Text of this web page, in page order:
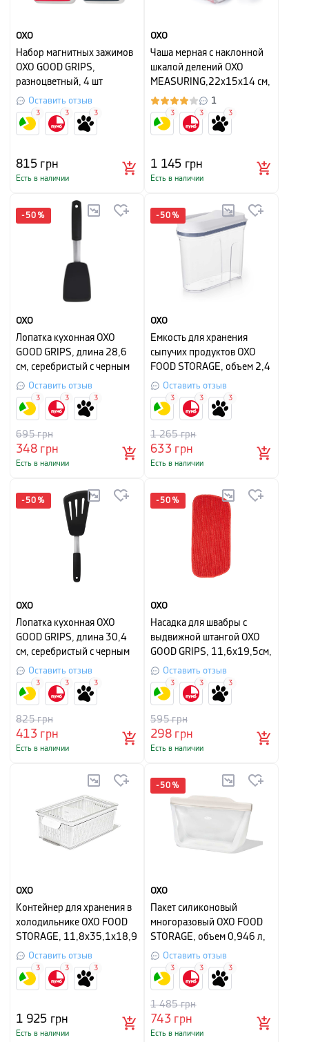
OXO
Набор магнитных зажимов
OXO GOOD GRIPS,
разноцветный, 4 шт
Оставить отзыв
815грн
Есть в наличии
3 3 3
OXO
Чаша мерная с наклонной
шкалой делений OXO
MEASURING,22х15х14 см,
прозрачный
1
1 145 грн
Есть в наличии
3 3 3
-50 %
OXO
Лопатка кухонная OXO
GOOD GRIPS, длина 28,6
см, серебристый с черным
Оставить отзыв
348грн
695грн
Есть в наличии
3 3 3
-50 %
OXO
Емкость для хранения
сыпучих продуктов OXO
FOOD STORAGE, объем 2,4
л, прозрачный с белым
Оставить отзыв
633 грн
1 265грн
Есть в наличии
3 3 3
-50 %
OXO
Лопатка кухонная OXO
GOOD GRIPS, длина 30,4
см, серебристый с черным
Оставить отзыв
413 грн
825грн
Есть в наличии
3 3 3
-50 %
OXO
Насадка для швабры с
выдвижной штангой OXO
GOOD GRIPS, 11,6х19,5см,
красный
Оставить отзыв
298грн
595грн
Есть в наличии
3 3 3
OXO
Контейнер для хранения в
холодильнике OXO FOOD
STORAGE, 11,8х35,1х18,9
см, белый
Оставить отзыв
1 925 грн
Есть в наличии
3 3 3
-50 %
OXO
Пакет силиконовый
многоразовый OXO FOOD
STORAGE, объем 0,946 л,
прозрачный
Оставить отзыв
743 грн
1 485грн
Есть в наличии
3 3 3